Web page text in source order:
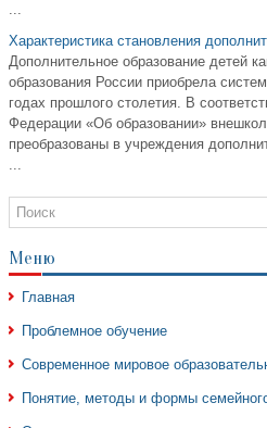
...
Характеристика становления
Дополнительное образование детей
образования России приобрела
годах прошлого столетия. В
Федерации «Об образовании»
преобразованы в учреждения
...
Меню
Главная
Проблемное обучение
Современное мировое
Понятие, методы и формы